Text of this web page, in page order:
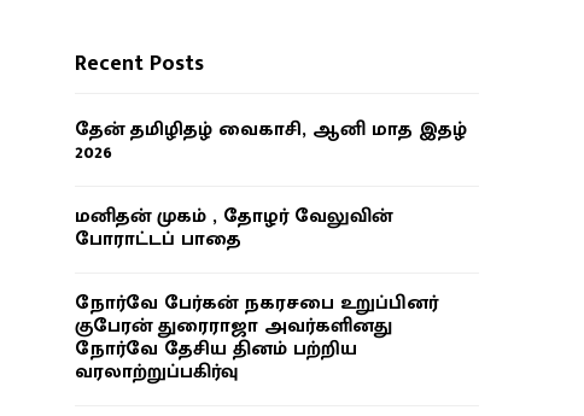
Recent Posts
தேன் தமிழிதழ் வைகாசி, ஆனி மாத இதழ்
2026
மனிதன் முகம் , தோழர் வேலுவின்
போராட்டப் பாதை
நோர்வே பேர்கன் நகரசபை உறுப்பினர்
குபேரன் துரைராஜா அவர்களினது
நோர்வே தேசிய தினம் பற்றிய
வரலாற்றுப்பகிர்வு